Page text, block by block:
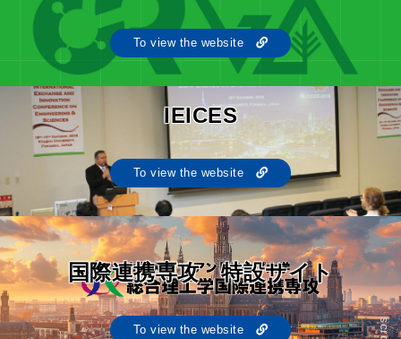
To view the website
IEICES
To view the website
国際連携専攻 特設サイト
To view the website